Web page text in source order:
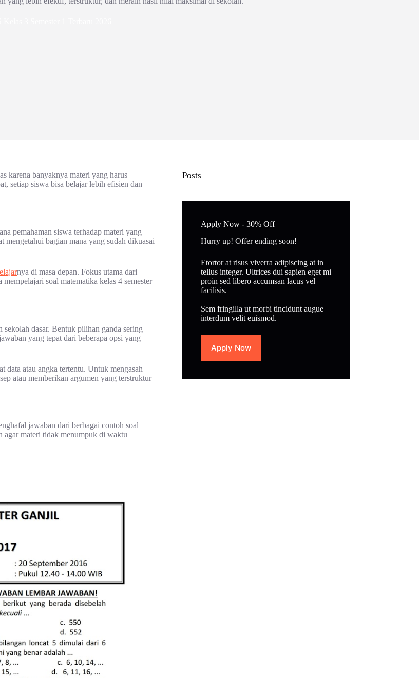
karena banyaknya materi yang harus
setiap siswa bisa belajar lebih efisien dan
pemahaman siswa terhadap materi yang
mengetahui bagian mana yang sudah dikuasai
nya di masa depan. Fokus utama dari
soal matematika kelas 4 semester
dasar. Bentuk pilihan ganda sering
yang tepat dari beberapa opsi yang
data atau angka tertentu. Untuk mengasah
atau memberikan argumen yang terstruktur
jawaban dari berbagai contoh soal
agar materi tidak menumpuk di waktu
Posts
Apply Now - 30% Off
Hurry up! Offer ending soon!
Etortor at risus viverra adipiscing at in
tellus integer. Ultrices dui sapien eget mi
proin sed libero accumsan lacus vel
facilisis.
Sem fringilla ut morbi tincidunt augue
interdum velit euismod.
Apply Now